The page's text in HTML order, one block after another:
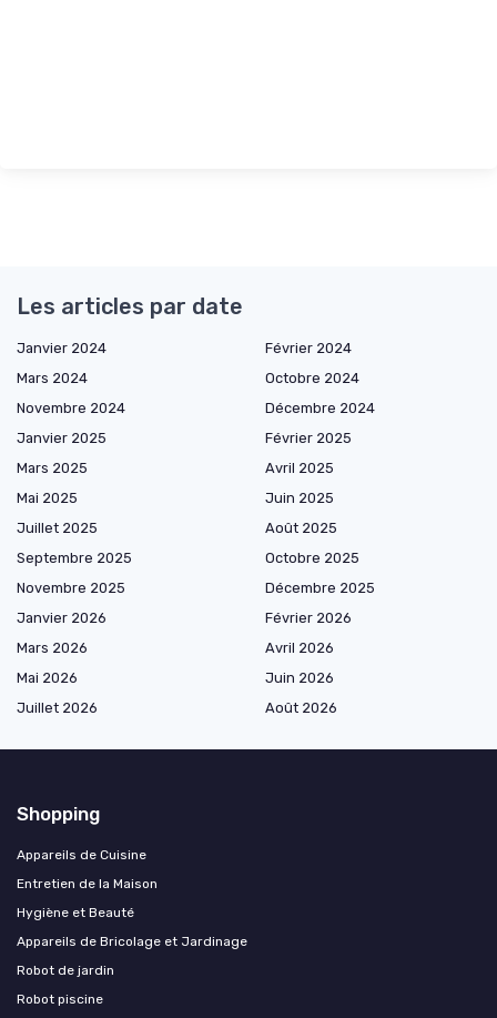
Les articles par date
Janvier 2024
Février 2024
Mars 2024
Octobre 2024
Novembre 2024
Décembre 2024
Janvier 2025
Février 2025
Mars 2025
Avril 2025
Mai 2025
Juin 2025
Juillet 2025
Août 2025
Septembre 2025
Octobre 2025
Novembre 2025
Décembre 2025
Janvier 2026
Février 2026
Mars 2026
Avril 2026
Mai 2026
Juin 2026
Juillet 2026
Août 2026
Shopping
Appareils de Cuisine
Entretien de la Maison
Hygiène et Beauté
Appareils de Bricolage et Jardinage
Robot de jardin
Robot piscine